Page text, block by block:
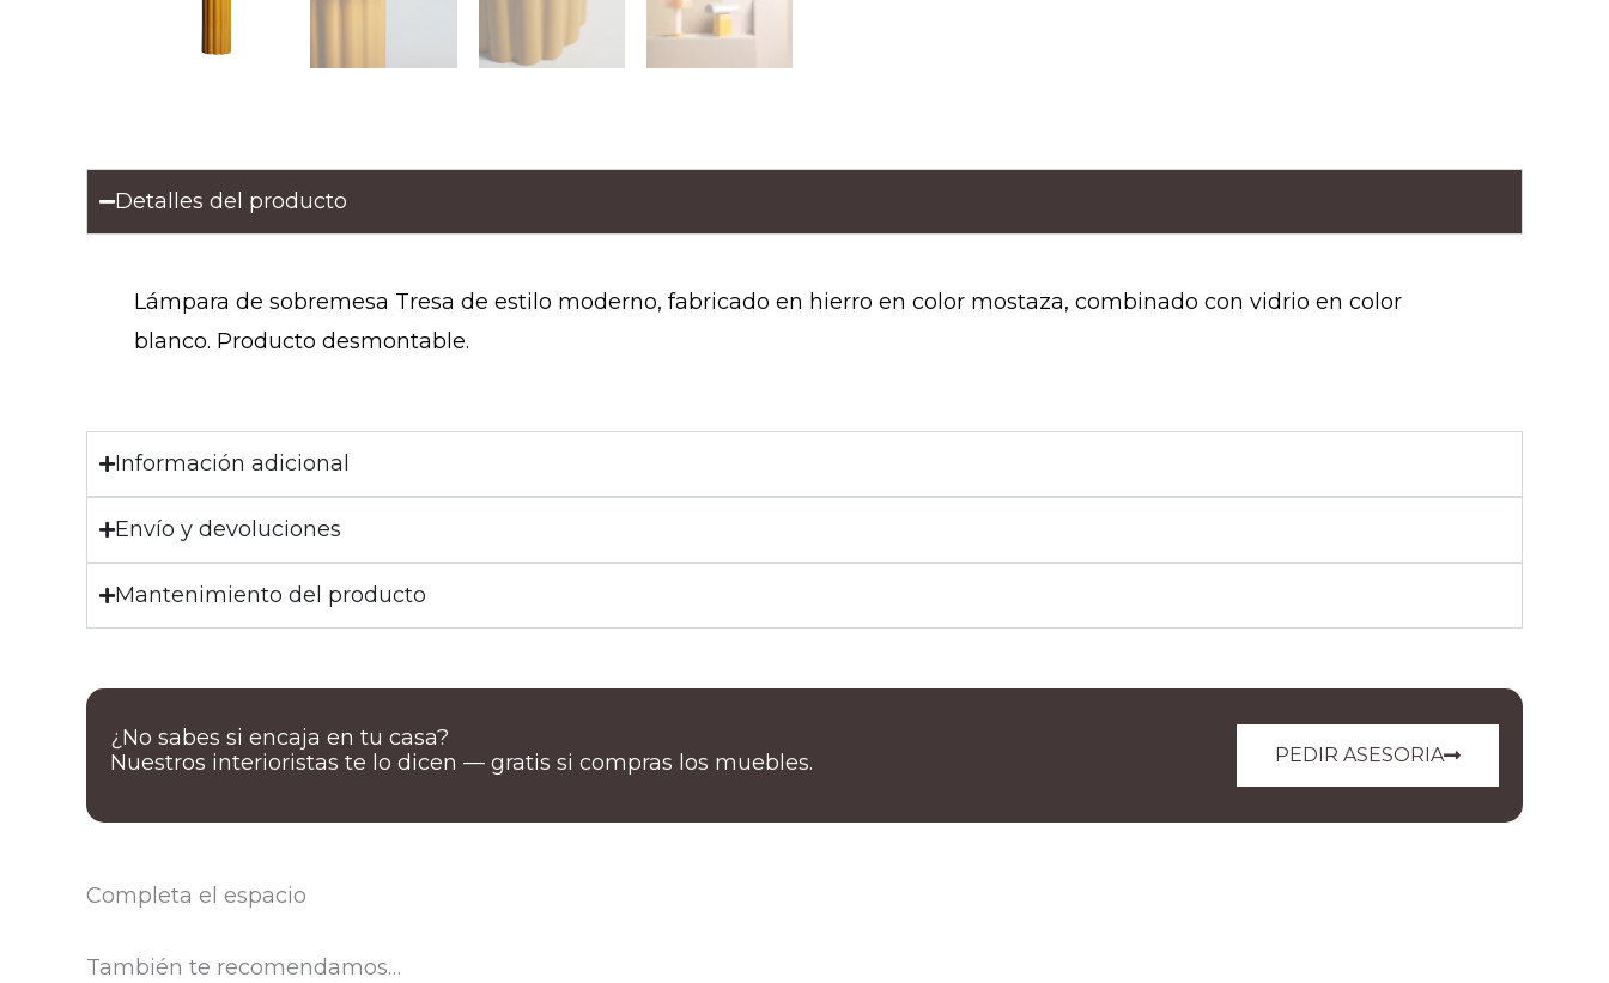
Detalles del producto
Lámpara de sobremesa Tresa de estilo moderno, fabricado en hierro en color mostaza, combinado con vidrio en color
blanco. Producto desmontable.
Información adicional
Envío y devoluciones
Mantenimiento del producto
PEDIR ASESORIA
¿No sabes si encaja en tu casa?
Nuestros interioristas te lo dicen — gratis si compras los muebles.
Completa el espacio
También te recomendamos…